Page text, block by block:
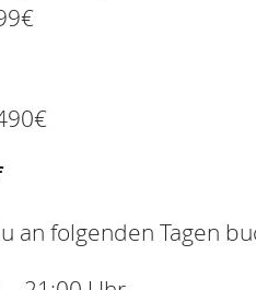
an folgenden Tagen